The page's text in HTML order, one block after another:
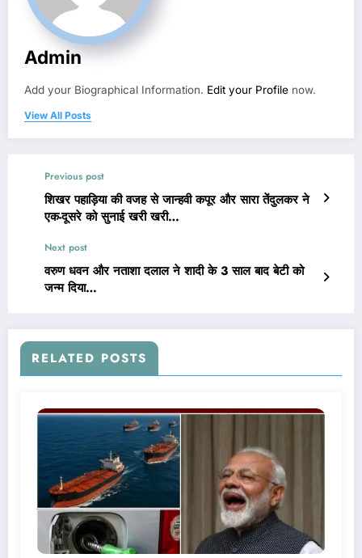
Admin
Add your Biographical Information. Edit your Profile now.
View All Posts
Previous post
शिखर पहाड़िया की वजह से जान्हवी कपूर और सारा तेंदुलकर ने
एक-दूसरे को सुनाई खरी खरी…
Next post
वरुण धवन और नताशा दलाल ने शादी के 3 साल बाद बेटी को
जन्म दिया…
RELATED POSTS